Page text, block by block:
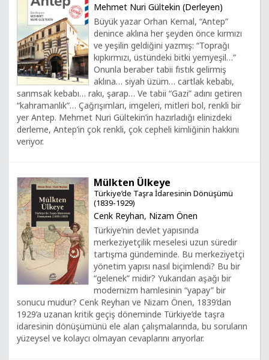
Mehmet Nuri Gültekin (Derleyen)
Büyük yazar Orhan Kemal, “Antep”
denince aklına her şeyden önce kırmızı
ve yeşilin geldiğini yazmış: “Toprağı
kıpkırmızı, üstündeki bitki yemyeşil…”
Onunla beraber tabii fıstık gelirmiş
aklına… siyah üzüm… cartlak kebabı,
sarımsak kebabı… rakı, şarap… Ve tabii “Gazi” adını getiren
“kahramanlık”… Çağrışımları, imgeleri, mitleri bol, renkli bir
yer Antep. Mehmet Nuri Gültekin’in hazırladığı elinizdeki
derleme, Antep’in çok renkli, çok cepheli kimliğinin hakkını
veriyor.
Mülkten Ülkeye
Türkiye’de Taşra İdaresinin Dönüşümü
(1839-1929)
Cenk Reyhan, Nizam Önen
Türkiye’nin devlet yapısında
merkeziyetçilik meselesi uzun süredir
tartışma gündeminde. Bu merkeziyetçi
yönetim yapısı nasıl biçimlendi? Bu bir
“gelenek” midir? Yukarıdan aşağı bir
modernizm hamlesinin “yapay” bir
sonucu mudur? Cenk Reyhan ve Nizam Önen, 1839’dan
1929’a uzanan kritik geçiş döneminde Türkiye’de taşra
idaresinin dönüşümünü ele alan çalışmalarında, bu soruların
yüzeysel ve kolaycı olmayan cevaplarını arıyorlar.